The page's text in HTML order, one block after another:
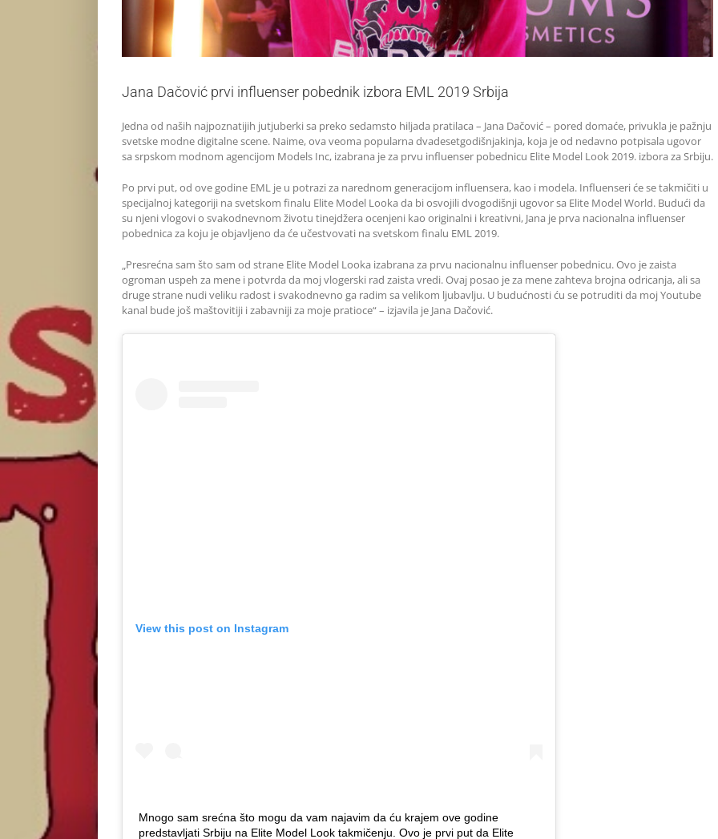
Jana Dačović prvi influenser pobednik izbora EML 2019 Srbija
Jedna od naših najpoznatijih jutjuberki sa preko sedamsto hiljada pratilaca – Jana Dačović – pored domaće, privukla je pažnju
svetske modne digitalne scene. Naime, ova veoma popularna dvadesetgodišnjakinja, koja je od nedavno potpisala ugovor
sa srpskom modnom agencijom Models Inc, izabrana je za prvu influenser pobednicu Elite Model Look 2019. izbora za Srbiju.
Po prvi put, od ove godine EML je u potrazi za narednom generacijom influensera, kao i modela. Influenseri će se takmičiti u
specijalnoj kategoriji na svetskom finalu Elite Model Looka da bi osvojili dvogodišnji ugovor sa Elite Model World. Budući da
su njeni vlogovi o svakodnevnom životu tinejdžera ocenjeni kao originalni i kreativni, Jana je prva nacionalna influenser
pobednica za koju je objavljeno da će učestvovati na svetskom finalu EML 2019.
„Presrećna sam što sam od strane Elite Model Looka izabrana za prvu nacionalnu influenser pobednicu. Ovo je zaista
ogroman uspeh za mene i potvrda da moj vlogerski rad zaista vredi. Ovaj posao je za mene zahteva brojna odricanja, ali sa
druge strane nudi veliku radost i svakodnevno ga radim sa velikom ljubavlju. U budućnosti ću se potruditi da moj Youtube
kanal bude još maštovitiji i zabavniji za moje pratioce“ – izjavila je Jana Dačović.
View this post on Instagram
Mnogo sam srećna što mogu da vam najavim da ću krajem ove godine
predstavljati Srbiju na Elite Model Look takmičenju. Ovo je prvi put da Elite